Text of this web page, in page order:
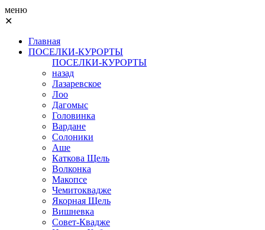
меню
✕
Главная
ПОСЕЛКИ-КУРОРТЫ
ПОСЕЛКИ-КУРОРТЫ
назад
Лазаревское
Лоо
Дагомыс
Головинка
Вардане
Солоники
Аше
Каткова Щель
Волконка
Макопсе
Чемитоквадже
Якорная Щель
Вишневка
Совет-Квадже